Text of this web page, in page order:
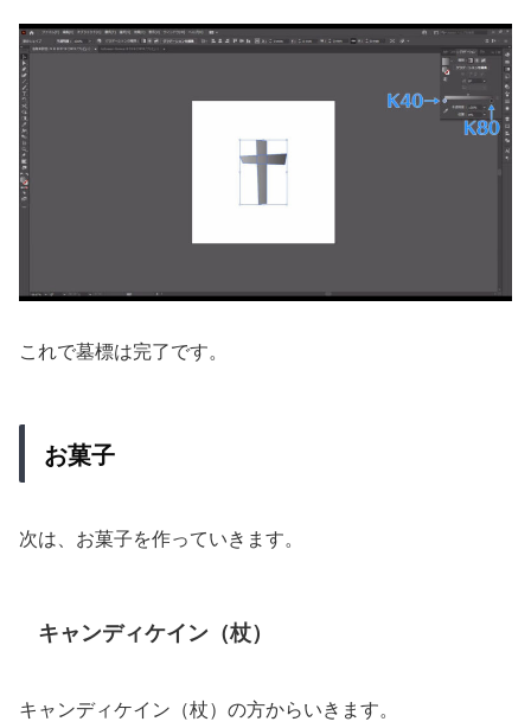
これで墓標は完了です。
お菓子
次は、お菓子を作っていきます。
キャンディケイン（杖）
キャンディケイン（杖）の方からいきます。